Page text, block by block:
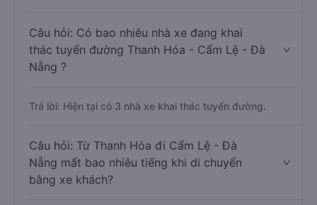
Câu hỏi: Có bao nhiêu nhà xe đang khai
thác tuyến đường Thanh Hóa - Cẩm Lệ - Đà
Nẵng ?
Trả lời: Hiện tại có 3 nhà xe khai thác tuyến đường.
Câu hỏi: Từ Thanh Hóa đi Cẩm Lệ - Đà
Nẵng mất bao nhiêu tiếng khi di chuyển
bằng xe khách?